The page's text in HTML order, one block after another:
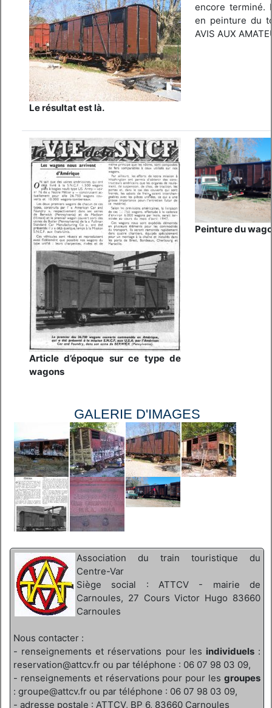
Le résultat est là.
encore terminé.
en peinture du
AVIS AUX
Article d’époque sur ce type de
wagons
Peinture du
GALERIE D'IMAGES
Association du train touristique du
Centre-Var
Siège social : ATTCV - mairie de
Carnoules, 27 Cours Victor Hugo 83660
Carnoules
Nous contacter :
- renseignements et réservations pour les individuels:
reservation@attcv.fr ou par téléphone : 06 07 98 03 09,
- renseignements et réservations pour pour les groupes
: groupe@attcv.fr ou par téléphone : 06 07 98 03 09,
- adresse postale : ATTCV, BP 6, 83660 Carnoules